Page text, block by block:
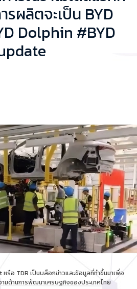
ผลิตจะเป็น BYD
Dolphin #BYD
รือ TDR เป็นบล็อกข่าวและข้อมูลที่ทำขึ้นมาเพื่อ
ามด้านการพัฒนาเศรษฐกิจของประเทศไทย